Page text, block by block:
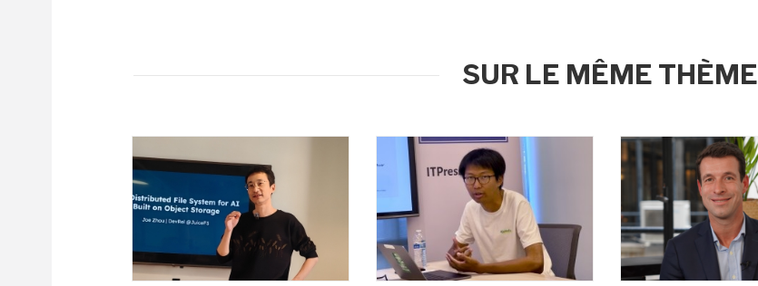
SUR LE MÊME THÈME